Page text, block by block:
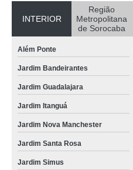
INTERIOR
Região
Metropolitana
de Sorocaba
Além Ponte
Jardim Bandeirantes
Jardim Guadalajara
Jardim Itanguá
Jardim Nova Manchester
Jardim Santa Rosa
Jardim Simus